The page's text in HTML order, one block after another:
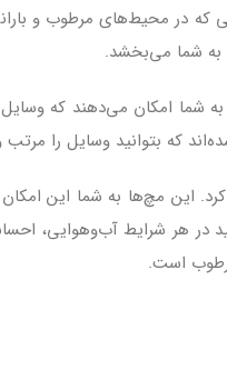
در محیط‌های مرطوب و
شما امکان می‌دهند که
که بتوانید وسایل را مرتب
مچ‌ها به شما این امکان
در هر شرایط آب‌وهوایی،
است.